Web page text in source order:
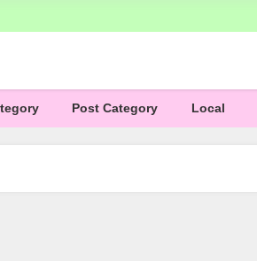
Post Category Local